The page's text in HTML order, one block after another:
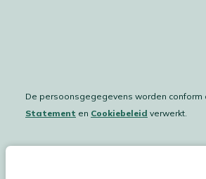
De persoonsgegegevens worden conform
Statement en Cookiebeleid verwerkt.